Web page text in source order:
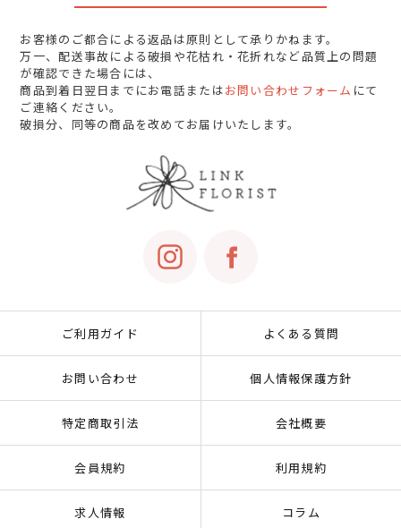
お客様のご都合による返品は原則として承りかねます。
万一、配送事故による破損や花枯れ・花折れなど品質上の問題
が確認できた場合には、
商品到着日翌日までにお電話またはお問い合わせフォーム にて
ご連絡ください。
破損分、同等の商品を改めてお届けいたします。
ご利用ガイド よくある質問
お問い合わせ 個人情報保護方針
特定商取引法 会社概要
会員規約 利用規約
求人情報 コラム